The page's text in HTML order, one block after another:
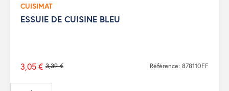
CUISIMAT
ESSUIE DE CUISINE BLEU
Prix
de
3,39 €
3,05 € Référence: 878110FF